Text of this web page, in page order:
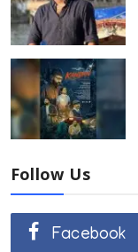
Follow Us
Facebook